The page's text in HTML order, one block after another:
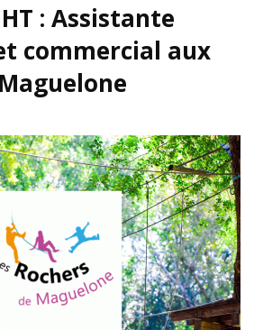
: Assistante
commercial aux